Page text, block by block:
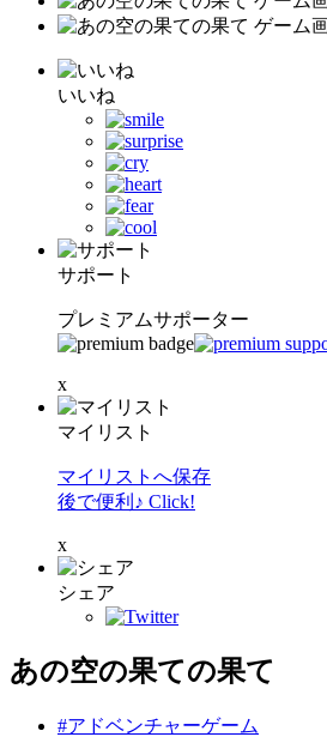
いいね
サポート
プレミアムサポーター
x
マイリスト
マイリストへ保存
後で便利♪ Click!
x
シェア
あの空の果ての果て
#アドベンチャーゲーム